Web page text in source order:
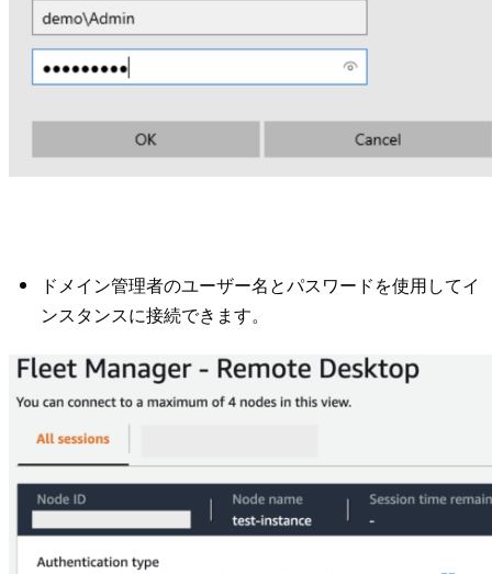
ドメイン管理者のユーザー名とパスワードを使用してイ
ンスタンスに接続できます。